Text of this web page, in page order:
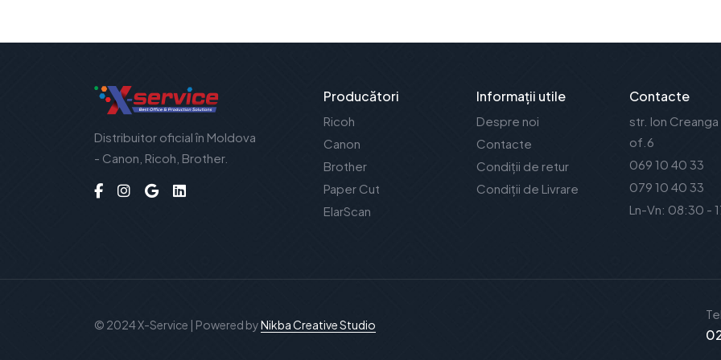
Distribuitor oficial în Moldova
- Canon, Ricoh, Brother.
Producători
Ricoh
Canon
Brother
Paper Cut
ElarScan
Informații utile
Despre noi
Contacte
Condiții de retur
Condiții de Livrare
Contacte
str. Ion Creanga
of.6
069 10 40 33
079 10 40 33
Ln-Vn: 08:30 -
© 2024 X-Service | Powered byNikba Creative Studio